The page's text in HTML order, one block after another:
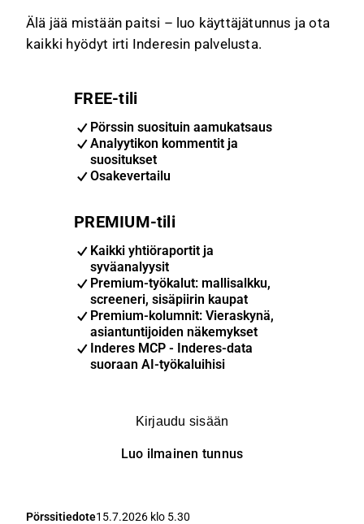
Älä jää mistään paitsi – luo käyttäjätunnus ja ota
kaikki hyödyt irti Inderesin palvelusta.
FREE-tili
Pörssin suosituin aamukatsaus
Analyytikon kommentit ja
suositukset
Osakevertailu
PREMIUM-tili
Kaikki yhtiöraportit ja
syväanalyysit
Premium-työkalut: mallisalkku,
screeneri, sisäpiirin kaupat
Premium-kolumnit: Vieraskynä,
asiantuntijoiden näkemykset
Inderes MCP - Inderes-data
suoraan AI-työkaluihisi
Kirjaudu sisään
Luo ilmainen tunnus
Pörssitiedote15.7.2026 klo 5.30